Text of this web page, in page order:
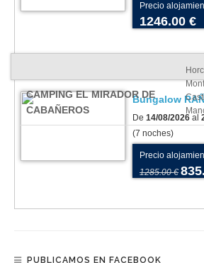
Precio
1246.00 €
CAMPING EL MIRADOR DE
CABAÑEROS
Bungalow
De 14/08/2026 al
(7 noches)
Precio
1285.00 €
PUBLICAMOS EN FACEBOOK